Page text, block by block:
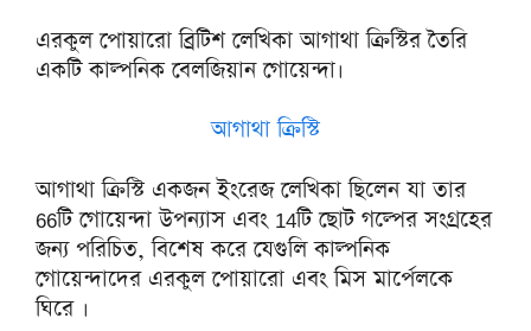
এরকুল পোয়ারো ব্রিটিশ লেখিকা আগাথা ক্রিস্টির তৈরি
একটি কাল্পনিক বেলজিয়ান গোয়েন্দা।
আগাথা ক্রিস্টি
আগাথা ক্রিস্টি একজন ইংরেজ লেখিকা ছিলেন যা তার
66টি গোয়েন্দা উপন্যাস এবং 14টি ছোট গল্পের সংগ্রহের
জন্য পরিচিত, বিশেষ করে যেগুলি কাল্পনিক
গোয়েন্দাদের এরকুল পোয়ারো এবং মিস মার্পেলকে
ঘিরে ।